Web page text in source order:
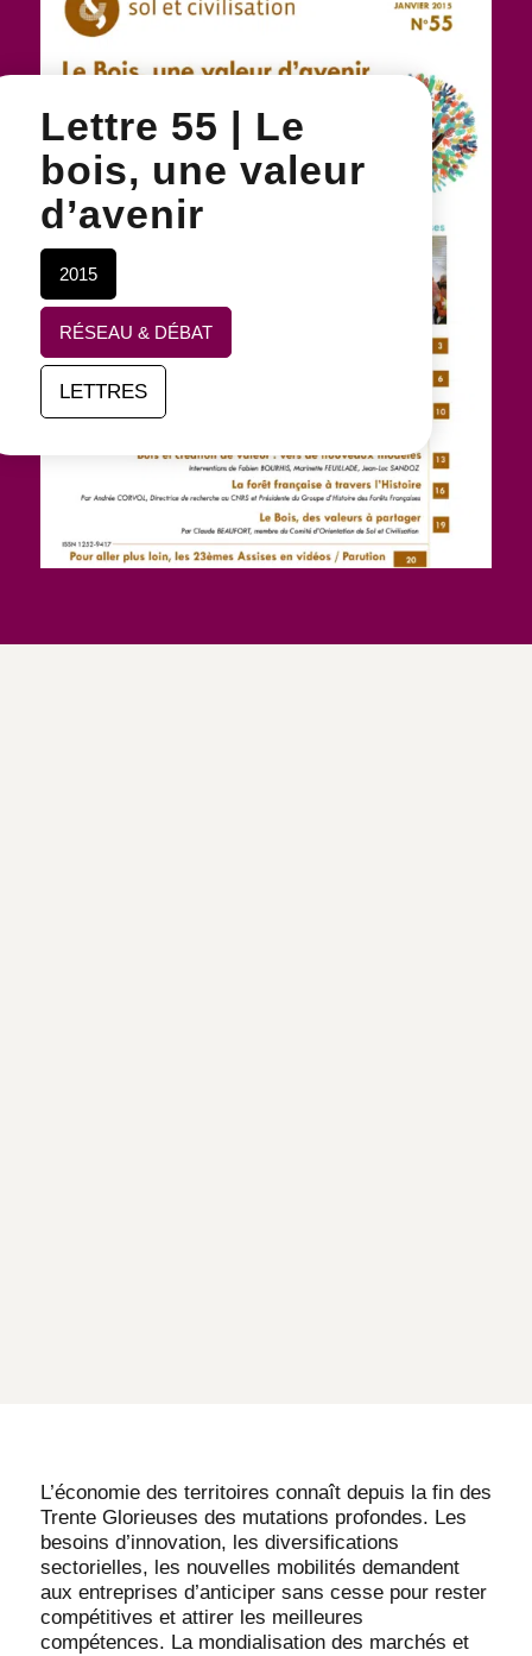
Lettre 55 | Le
bois, une valeur
d’avenir
2015
RÉSEAU & DÉBAT
LETTRES
L’économie des territoires connaît depuis la fin des
Trente Glorieuses des mutations profondes. Les
besoins d’innovation, les diversifications
sectorielles, les nouvelles mobilités demandent
aux entreprises d’anticiper sans cesse pour rester
compétitives et attirer les meilleures
compétences. La mondialisation des marchés et